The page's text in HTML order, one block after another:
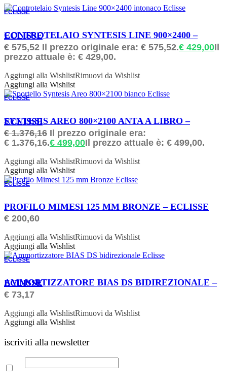
ECLISSE
ORDINABILE
CONTROTELAIO SYNTESIS LINE 900×2400 – ECLISSE
€575,52 Il prezzo originale era: € 575,52.€ 429,00Il
prezzo attuale è: € 429,00.
Aggiungi alla WishlistRimuovi da Wishlist
Aggiungi alla Wishlist
ECLISSE
ORDINABILE
SYNTESIS AREO 800×2100 ANTA A LIBRO – ECLISSE
€1.376,16 Il prezzo originale era:
€ 1.376,16.€ 499,00Il prezzo attuale è: € 499,00.
Aggiungi alla WishlistRimuovi da Wishlist
Aggiungi alla Wishlist
ECLISSE
ORDINABILE
PROFILO MIMESI 125 MM BRONZE – ECLISSE
€ 200,60
Aggiungi alla WishlistRimuovi da Wishlist
Aggiungi alla Wishlist
ECLISSE
ORDINABILE
AMMORTIZZATORE BIAS DS BIDIREZIONALE – ECLISSE
€ 73,17
Aggiungi alla WishlistRimuovi da Wishlist
Aggiungi alla Wishlist
iscriviti alla newsletter